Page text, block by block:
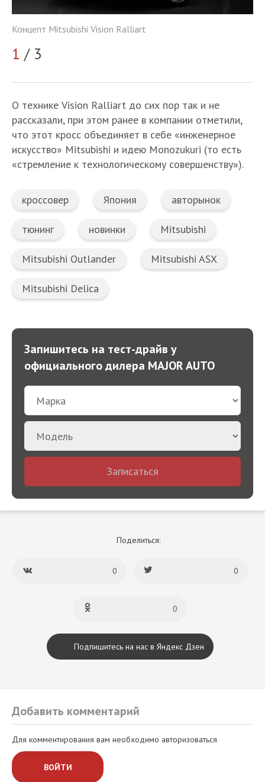
Концепт Mitsubishi Vision Ralliart
1 / 3
О технике Vision Ralliart до сих пор так и не
рассказали, при этом ранее в компании отметили,
что этот кросс объединяет в себе «инженерное
искусство» Mitsubishi и идею Monozukuri (то есть
«стремление к технологическому совершенству»).
кроссовер Япония авторынок
тюнинг новинки Mitsubishi
Mitsubishi Outlander Mitsubishi ASX
Mitsubishi Delica
Запишитесь на тест-драйв у
официального дилера MAJOR AUTO
Записаться
Поделиться:
0 0
0
Подпишитесь на нас в Яндекс Дзен
Добавить комментарий
Для комментирования вам необходимо авторизоваться
ВОЙТИ